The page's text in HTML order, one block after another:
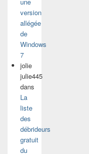
version
allégée
de
Windows
7
jolie
julie445
dans
La
liste
des
débrideurs
gratuit
du